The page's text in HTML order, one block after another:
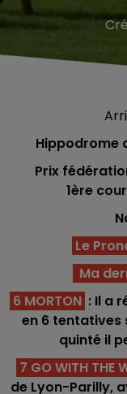
Hippodrome
Prix
1ère
Le
Ma
6 MORTON : Il a
en 6 tentatives
quinté il
7 GO WITH THE
de Lyon-Parilly,